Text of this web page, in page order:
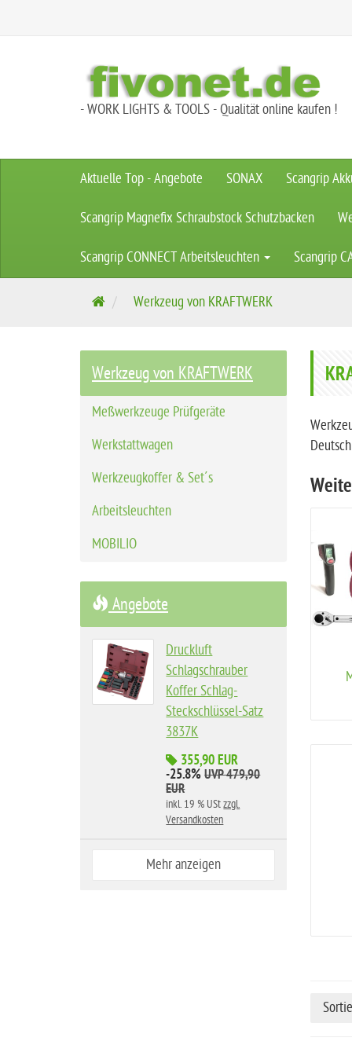
- WORK LIGHTS & TOOLS - Qualität online kaufen !
Aktuelle Top - Angebote SONAX Scangrip
Scangrip Magnefix Schraubstock Schutzbacken
Scangrip CONNECT Arbeitsleuchten Scangrip
S
t
s
i
e
Werkzeug von KRAFTWERK
Werkzeug von KRAFTWERK
Meßwerkzeuge Prüfgeräte
Werkstattwagen
Werkzeugkoffer & Set´s
Arbeitsleuchten
MOBILIO
Angebote
Druckluft
Schlagschrauber
Koffer Schlag-
Steckschlüssel-Satz
3837K
355,90 EUR
-25.8% UVP 479,90
EUR
inkl. 19 % UStzzgl.
Versandkosten
Mehr anzeigen